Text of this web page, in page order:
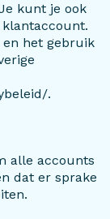
kunt je ook
het gebruik
.
alle accounts
dat er sprake